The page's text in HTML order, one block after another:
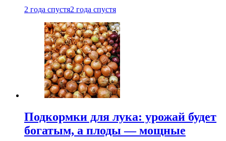
2 года спустя2 года спустя
Подкормки для лука: урожай будет
богатым, а плоды — мощные